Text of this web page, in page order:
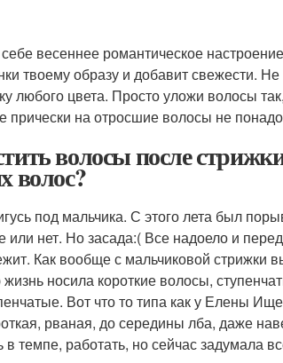
весеннее романтическое
твоему образу и добавит свежести.
любого цвета. Просто уложи волосы
прически на отросшие волосы не
волосы после
волос?
под мальчика. С этого лета был
или нет. Но засада:( Все надоело и
Как вообще с мальчиковой стрижки
жизнь носила короткие волосы,
Вот что то типа как у Елены
рваная, до середины лба, даже
темпе, работать, но сейчас задумала